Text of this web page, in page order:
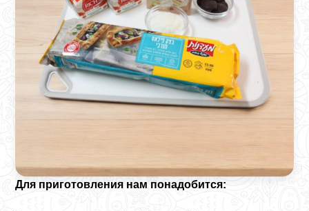
Для приготовления нам понадобится: